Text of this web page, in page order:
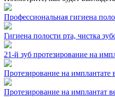
Профессиональная гигиена
Гигиена полости рта, чистка
21-й зуб протезирование на
Протезирование на имплантате
Протезирование на имплантат